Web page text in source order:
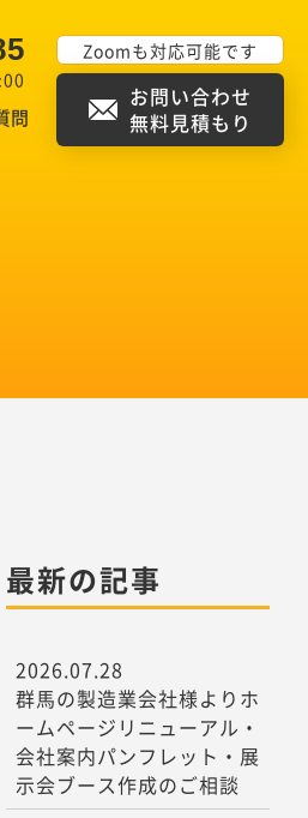
問
Zoomも対応可能です
お問い合わせ
無料見積もり
最新の記事
2026.07.28
群馬の製造業会社様よりホ
ームページリニューアル・
会社案内パンフレット・展
示会ブース作成のご相談